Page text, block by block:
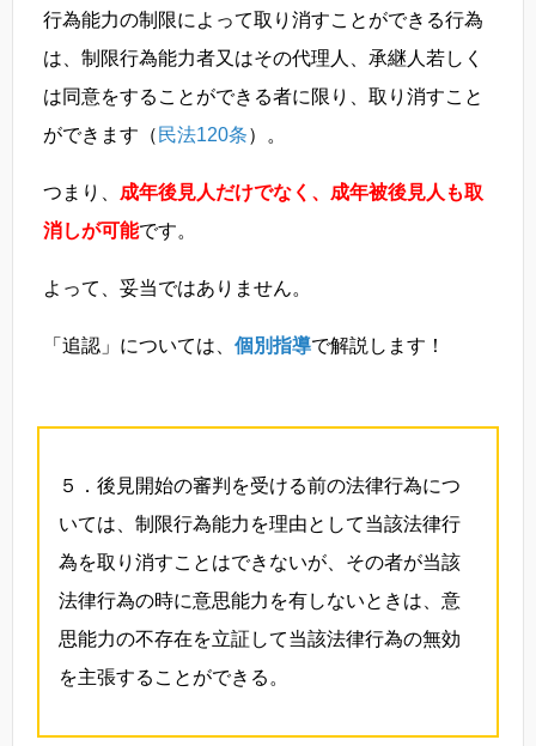
行為能力の制限によって取り消すことができる行為
は、制限行為能力者又はその代理人、承継人若しく
は同意をすることができる者に限り、取り消すこと
ができます（ 民法120条）。
つまり、 成年後見人だけでなく、成年被後見人も取
消しが可能です。
よって、妥当ではありません。
「追認」については、 個別指導で解説します！
５．後見開始の審判を受ける前の法律行為につ
いては、制限行為能力を理由として当該法律行
為を取り消すことはできないが、その者が当該
法律行為の時に意思能力を有しないときは、意
思能力の不存在を立証して当該法律行為の無効
を主張することができる。